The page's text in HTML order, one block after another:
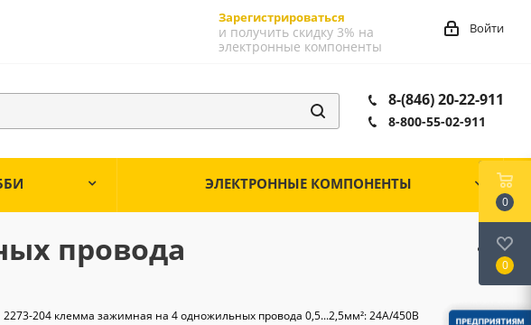
Зарегистрироваться
и получить скидку 3% на
электронные компоненты
Войти
8-(846) 20-22-911
8-800-55-02-911
ЭЛЕКТРОННЫЕ КОМПОНЕНТЫ
провода
2273-204 клемма зажимная на 4 одножильных провода 0,5...2,5мм²: 24А/450В
0
0